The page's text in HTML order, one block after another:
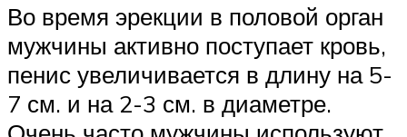
Во время эрекции в половой орган
мужчины активно поступает кровь,
пенис увеличивается в длину на 5-
7 см. и на 2-3 см. в диаметре.